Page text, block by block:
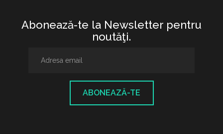
Abonează-te la Newsletter pentru
noutăţi.
ABONEAZĂ-TE